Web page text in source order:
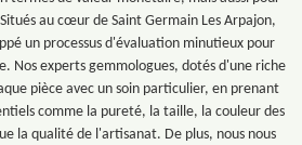
au cœur de Saint Germain Les Arpajon,
un processus d'évaluation minutieux pour
Nos experts gemmologues, dotés d'une riche
pièce avec un soin particulier, en prenant
comme la pureté, la taille, la couleur des
la qualité de l'artisanat. De plus, nous nous